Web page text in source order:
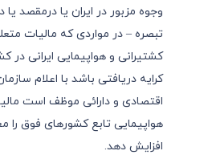
وجوه مزبور در ایران یا درمقصد یا
تبصره – در مواردی که مالیات
کرایه دریافتی باشد با اعلام
اقتصادی و دارائی موظف است
هواپیمایی تابع کشورهای فوق را
افزایش دهد.